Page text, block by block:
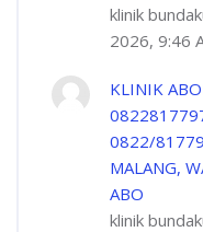
klinik
2026, 9:46
KLINIK
0822/
MALANG,
ABO
klinik